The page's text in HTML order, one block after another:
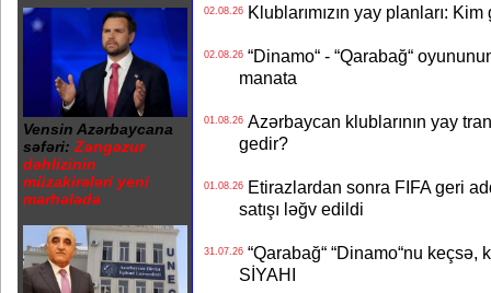
Vensin Azərbaycana
səfəri: Zəngəzur
dəhlizinin
müzakirələri yeni
mərhələdə
02.08.26Klublarımızın yay planları:
02.08.26“Dinamo“ - “Qarabağ“
manata
01.08.26Azərbaycan klublarının yay
gedir?
01.08.26Etirazlardan sonra FIFA geri
satışı ləğv edildi
31.07.26“Qarabağ“ “Dinamo“nu keçsə,
SİYAHI